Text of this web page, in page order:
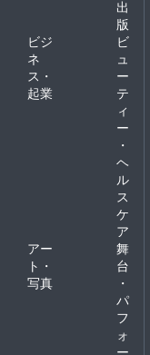
出
版
ビジ
ネ
ス・
起業
ビ
ュ
ー
テ
ィ
ー
・
ヘ
ル
ス
ケ
ア
アー
ト・
写真
舞
台
・
パ
フ
ォ
ー